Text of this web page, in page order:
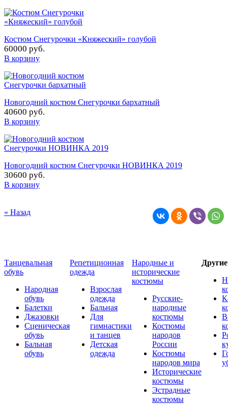
Костюм Снегурочки «Княжеский» голубой
60000 руб.
В корзину
Новогодний костюм Снегурочки бархатный
40600 руб.
В корзину
Новогодний костюм Снегурочки НОВИНКА 2019
30600 руб.
В корзину
« Назад
Танцевальная
обувь
Народная
обувь
Балетки
Джазовки
Сценическая
обувь
Бальная
обувь
Репетиционная
одежда
Взрослая
одежда
Бальная
Для
гимнастики
и танцев
Детская
одежда
Народные и
исторические
костюмы
Русские-
народные
костюмы
Костюмы
народов
России
Костюмы
народов мира
Исторические
костюмы
Эстрадные
костюмы